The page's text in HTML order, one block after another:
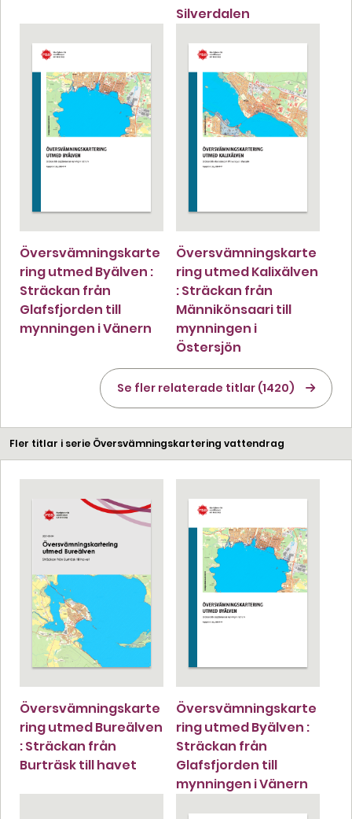
Silverdalen
Översvämningskarte
ring utmed Byälven :
Sträckan från
Glafsfjorden till
mynningen i Vänern
Översvämningskarte
ring utmed Kalixälven
: Sträckan från
Männikönsaari till
mynningen i
Östersjön
Se fler relaterade titlar (1420)
Fler titlar i serie Översvämningskartering vattendrag
Översvämningskarte
ring utmed Bureälven
: Sträckan från
Burträsk till havet
Översvämningskarte
ring utmed Byälven :
Sträckan från
Glafsfjorden till
mynningen i Vänern